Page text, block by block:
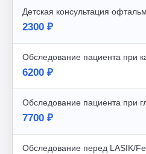
Детская консультация
2300 ₽
Обследование пациента при
6200 ₽
Обследование пациента при
7700 ₽
Обследование перед LASIK/